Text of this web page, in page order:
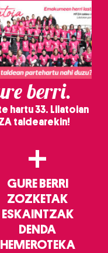
berri.
hartu 33. Lilatoian
taldearekin!
+
GURE BERRI
ZOZKETAK
ESKAINTZAK
DENDA
HEMEROTEKA